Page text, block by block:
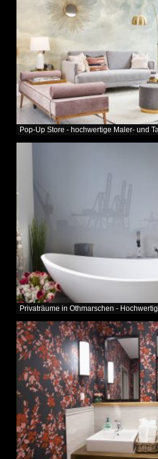
Pop-Up Store - hochwertige Maler- und
Privaträume in Othmarschen -